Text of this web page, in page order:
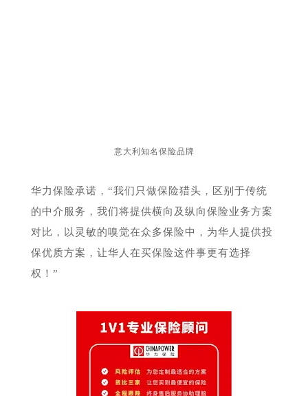
意大利知名保险品牌
华力保险承诺，“我们只做保险猎头，区别于传统
的中介服务，我们将提供横向及纵向保险业务方案
对比，以灵敏的嗅觉在众多保险中，为华人提供投
保优质方案，让华人在买保险这件事更有选择
权！”